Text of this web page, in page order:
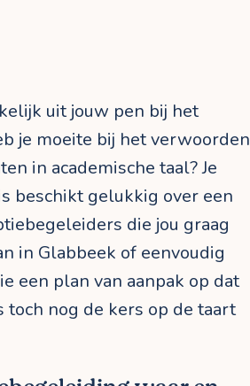
uit jouw pen bij het
je moeite bij het verwoorden
in academische taal? Je
beschikt gelukkig over een
die jou graag
in Glabbeek of eenvoudig
een plan van aanpak op dat
nog de kers op de taart